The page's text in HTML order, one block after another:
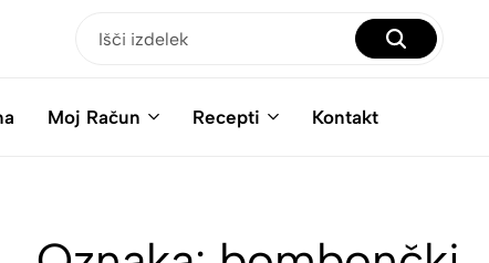
Moj Račun Recepti Kontakt